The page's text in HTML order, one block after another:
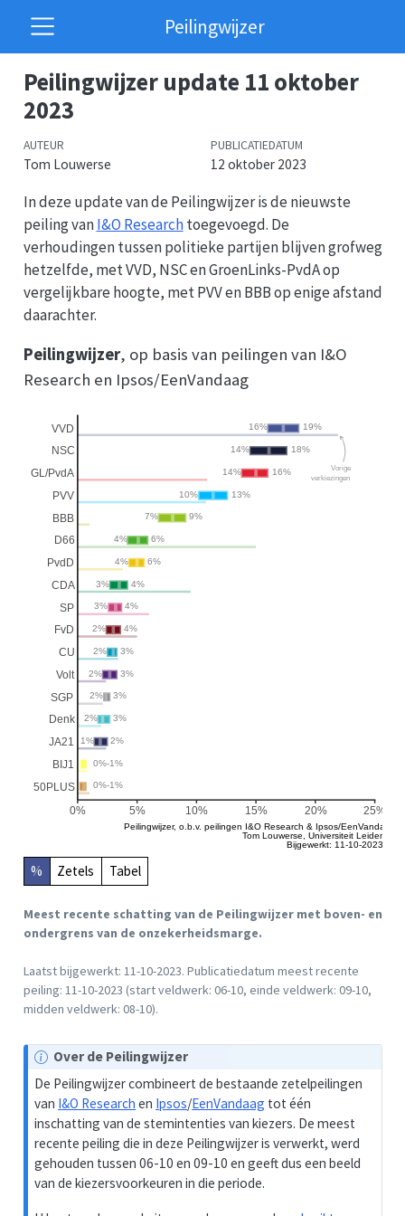
Peilingwijzer
Peilingwijzer update 11 oktober
2023
AUTEUR
Tom Louwerse
PUBLICATIEDATUM
12 oktober 2023
In deze update van de Peilingwijzer is de nieuwste
peiling vanI&O Researchtoegevoegd. De
verhoudingen tussen politieke partijen blijven grofweg
hetzelfde, met VVD, NSC en GroenLinks-PvdA op
vergelijkbare hoogte, met PVV en BBB op enige afstand
daarachter.
Peilingwijzer, op basis van peilingen van I&O
Research en Ipsos/EenVandaag
19%
6%
16%
13%
4%
4%
4%
6%
3%
3%
2%
3%
3%
0%-1%
9%
0%-1%
18%
16%
4%
14%
10%
3%
3%
2%
4%
2%
2%
1%
2%
2%
7%
14%
Vorige
verkiezingen
50PLUS
BIJ1
JA21
Denk
SGP
Volt
CU
FvD
SP
CDA
PvdD
D66
BBB
PVV
GL/PvdA
NSC
VVD
0% 5% 10% 15% 20% 25%
Peilingwijzer, o.b.v. peilingen I&O Research & Ipsos/EenVandaag
Tom Louwerse, Universiteit Leiden
Bijgewerkt: 11-10-2023
% Zetels Tabel
Meest recente schatting van de Peilingwijzer met boven- en
ondergrens van de onzekerheidsmarge.
Laatst bijgewerkt: 11-10-2023. Publicatiedatum meest recente
peiling: 11-10-2023 (start veldwerk: 06-10, einde veldwerk: 09-10,
midden veldwerk: 08-10).
O
p
m
e
Over de Peilingwijzer
De Peilingwijzer combineert de bestaande zetelpeilingen
van I&O Research en Ipsos/EenVandaag tot één
inschatting van de stemintenties van kiezers. De meest
recente peiling die in deze Peilingwijzer is verwerkt, werd
gehouden tussen 06-10 en 09-10 en geeft dus een beeld
van de kiezersvoorkeuren in die periode.